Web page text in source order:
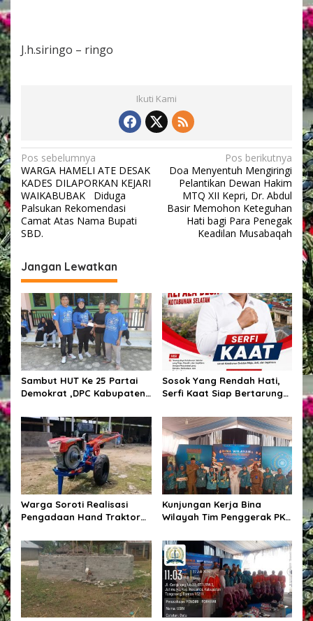
t
a
n
B
e
J.h.siringo – ringo
Ikuti Kami
N
a
v
i
g
a
s
i
p
o
s
Pos sebelumnya
WARGA HAMELI ATE DESAK
KADES DILAPORKAN KEJARI
WAIKABUBAK Diduga
Palsukan Rekomendasi
Camat Atas Nama Bupati
SBD.
Pos berikutnya
Doa Menyentuh Mengiringi
Pelantikan Dewan Hakim
MTQ XII Kepri, Dr. Abdul
Basir Memohon Keteguhan
Hati bagi Para Penegak
Keadilan Musabaqah
Jangan Lewatkan
Sambut HUT Ke 25 Partai
Demokrat ,DPC Kabupaten
Bakti Bersihkan Lingkungan
Rumah Ibadah,Melalui
Gerakan Langit Biru
Indonesia ASRI.
Sosok Yang Rendah Hati,
Serfi Kaat Siap Bertarung
Desa Kotabunan Selatan
Warga Soroti Realisasi
Pengadaan Hand Traktor
Desa Kendu Wela
Kunjungan Kerja Bina
Wilayah Tim Penggerak PKK
Desa Jati Mulya,
Kecamatan Kosambi